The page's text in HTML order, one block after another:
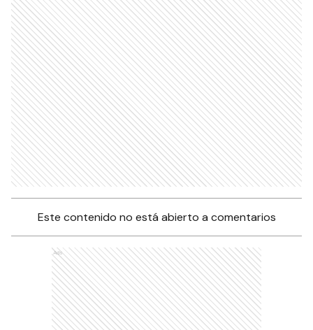
Este contenido no está abierto a comentarios
Ads